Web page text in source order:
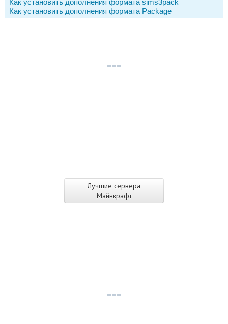
Лучшие сервера
Майнкрафт
Как установить дополнения формата sims3pack
Как установить дополнения формата Package